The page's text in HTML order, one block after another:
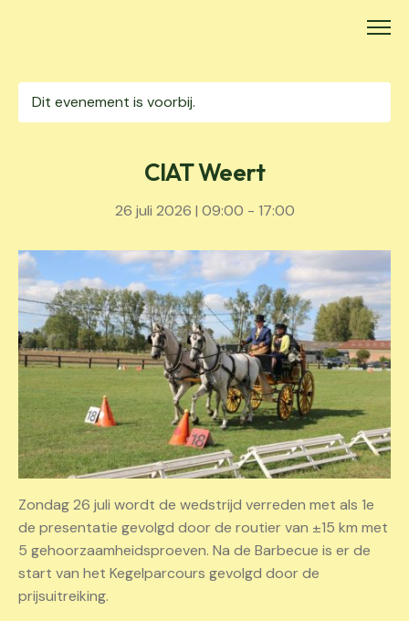
Dit evenement is voorbij.
CIAT Weert
26 juli 2026 | 09:00 - 17:00
Zondag 26 juli wordt de wedstrijd verreden met als 1e
de presentatie gevolgd door de routier van ±15 km met
5 gehoorzaamheidsproeven. Na de Barbecue is er de
start van het Kegelparcours gevolgd door de
prijsuitreiking.